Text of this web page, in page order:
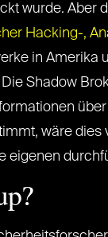
wurde. Aber
Hacking-,
in Amerika
Die Shadow
wäre
eigenen